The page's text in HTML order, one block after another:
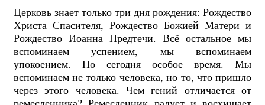
Церковь знает только три дня рождения: Рождество
Христа Спасителя, Рождество Божией Матери и
Рождество Иоанна Предтечи. Всё остальное мы
вспоминаем успением, мы вспоминаем
упокоением. Но сегодня особое время. Мы
вспоминаем не только человека, но то, что пришло
через этого человека. Чем гений отличается от